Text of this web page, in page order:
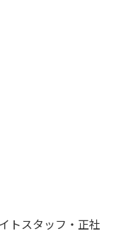
トスタッフ・正社